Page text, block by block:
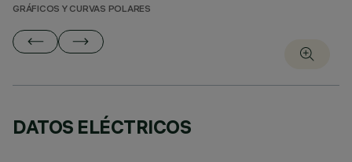
GRÁFICOS Y CURVAS POLARES
DATOS ELÉCTRICOS